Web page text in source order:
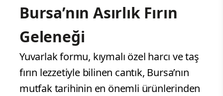
Bursa’nın Asırlık Fırın
Geleneği
Yuvarlak formu, kıymalı özel harcı ve taş
fırın lezzetiyle bilinen cantık, Bursa’nın
mutfak tarihinin en önemli ürünlerinden